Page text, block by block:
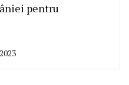
pentru